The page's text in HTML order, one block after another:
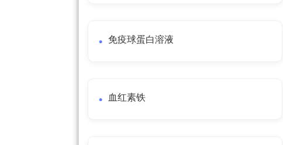
免疫球蛋白溶液
血红素铁